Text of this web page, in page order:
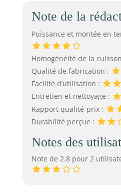
Note de la
Puissance et montée en
Homogénéité de la
Qualité de fabrication :
Facilité d’utilisation :
Entretien et nettoyage :
Rapport qualité-prix :
Durabilité perçue :
Notes des
Note de 2.8 pour 2